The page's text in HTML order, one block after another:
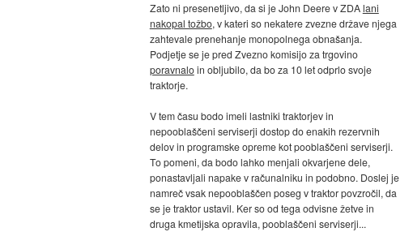
Zato ni presenetljivo, da si je John Deere v ZDAlani
nakopal tožbo, v kateri so nekatere zvezne države njega
zahtevale prenehanje monopolnega obnašanja.
Podjetje se je pred Zvezno komisijo za trgovino
poravnaloin obljubilo, da bo za 10 let odprlo svoje
traktorje.
V tem času bodo imeli lastniki traktorjev in
nepooblaščeni serviserji dostop do enakih rezervnih
delov in programske opreme kot pooblaščeni serviserji.
To pomeni, da bodo lahko menjali okvarjene dele,
ponastavljali napake v računalniku in podobno. Doslej je
namreč vsak nepooblaščen poseg v traktor povzročil, da
se je traktor ustavil. Ker so od tega odvisne žetve in
druga kmetijska opravila, pooblaščeni serviserji...